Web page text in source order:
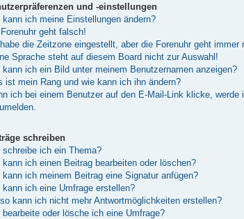
und -einstellungen
kann ich meine Einstellungen ändern?
geht falsch!
die Zeitzone eingestellt, aber die Forenuhr geht immer
Sprache steht auf diesem Board nicht zur Auswahl!
kann ich ein Bild unter meinem Benutzernamen anzeigen?
ist mein Rang und wie kann ich ihn ändern?
ich bei einem Benutzer auf den E-Mail-Link klicke, werde
schreiben
schreibe ich ein Thema?
kann ich einen Beitrag bearbeiten oder löschen?
kann ich meinem Beitrag eine Signatur anfügen?
kann ich eine Umfrage erstellen?
kann ich nicht mehr Antwortmöglichkeiten erstellen?
bearbeite oder lösche ich eine Umfrage?